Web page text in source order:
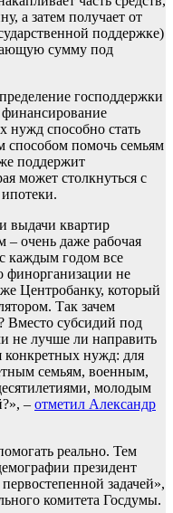
а затем получает от
поддержке)
сумму под
господдержки
нужд способно стать
способом помочь семьям
поддержит
может столкнуться с
выдачи квартир
очень даже рабочая
каждым годом все
финорганизации не
Центробанку, который
Так зачем
Вместо субсидий под
не лучше ли направить
конкретных нужд: для
семьям, военным,
молодым
– отметил Александр
реально. Тем
президент
задачей»,
комитета Госдумы.